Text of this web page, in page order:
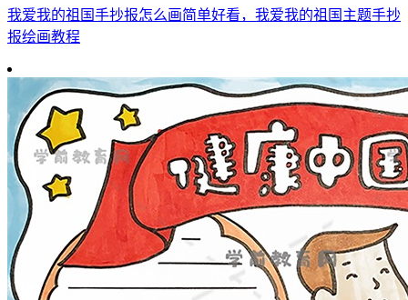
我爱我的祖国手抄报怎么画简单好看，我爱我的祖国主题手抄
报绘画教程